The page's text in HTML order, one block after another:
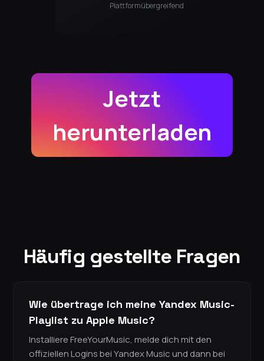
Plattformübergreifend
Jetzt
herunterladen
Häufig gestellte Fragen
Wie übertrage ich meine Yandex Music-
Playlist zu Apple Music?
Installiere FreeYourMusic, melde dich mit den
offiziellen Logins bei Yandex Music und dann bei